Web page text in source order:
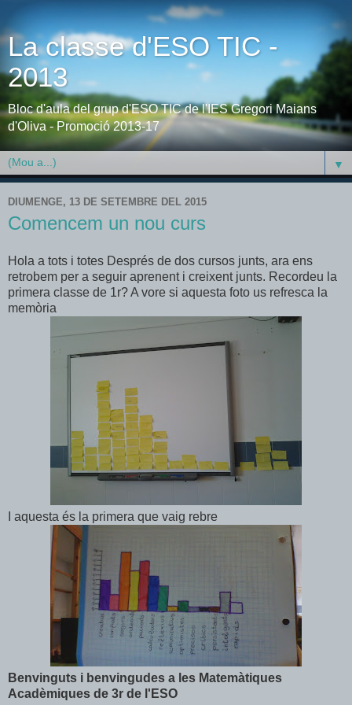
La classe d'ESO TIC -
2013
Bloc d'aula del grup d'ESO TIC de l'IES Gregori Maians
d'Oliva - Promoció 2013-17
▼
DIUMENGE, 13 DE SETEMBRE DEL 2015
Comencem un nou curs
Hola a tots i totes Després de dos cursos junts, ara ens
retrobem per a seguir aprenent i creixent junts. Recordeu la
primera classe de 1r? A vore si aquesta foto us refresca la
memòria
I aquesta és la primera que vaig rebre
Benvinguts i benvingudes a les Matemàtiques
Acadèmiques de 3r de l'ESO